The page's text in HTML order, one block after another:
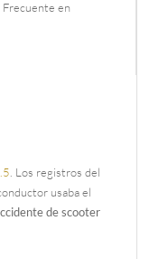
Frecuente en
. Los registros del
usaba el
de scooter